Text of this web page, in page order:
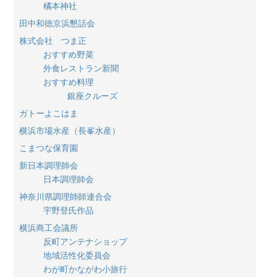
橘本神社
田中和徳京浜懇話会
株式会社 つま正
おすすめ野菜
外食レストラン新聞
おすすめ料理
銀座クルーズ
ガトーよこはま
横浜市場水産（長峯水産）
こまつな保育園
新日本調理師会
日本調理師会
神奈川県調理師師連合会
宇野登氏作品
横浜商工会議所
反町アンテナショップ
地域活性化委員会
わが町かながわ小旅行